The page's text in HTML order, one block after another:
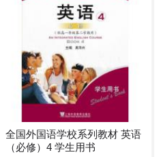
全国外国语学校系列教材 英语
（必修）4 学生用书